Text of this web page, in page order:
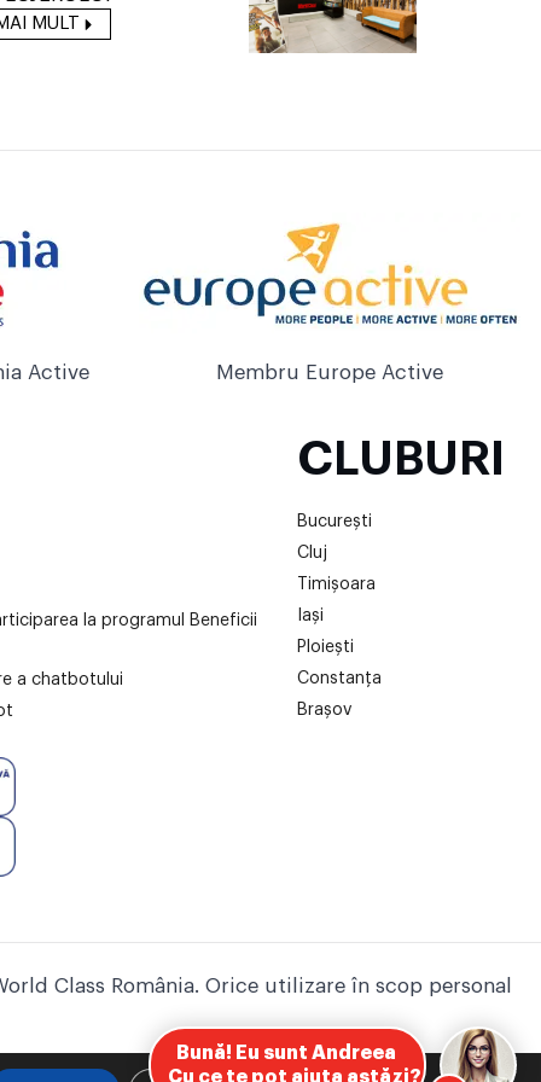
MULT
Active Membru Europe Active
la programul Beneficii
a chatbotului
CLUBURI
București
Cluj
Timișoara
Iași
Ploiești
Constanța
Brașov
Class România. Orice utilizare în scop personal